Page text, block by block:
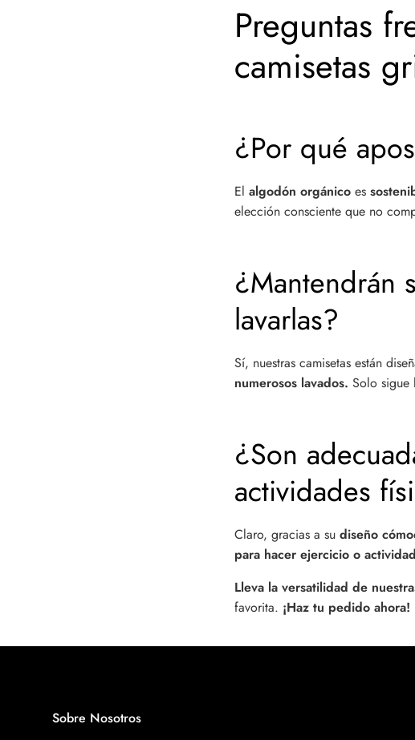
Preguntas
camisetas
¿Por qué
El algodón orgánico es
elección consciente que no
¿Mantendrán
lavarlas?
Sí, nuestras camisetas están
numerosos lavados. Solo sigue
¿Son
actividades
Claro, gracias a su diseño
para hacer ejercicio o
Lleva la versatilidad de
favorita. ¡Haz tu pedido ahora!
Sobre Nosotros